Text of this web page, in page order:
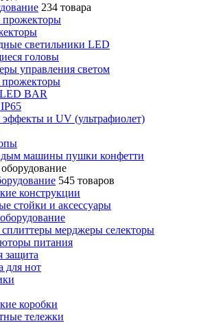
234 товара
светильники LED
головы
управления светом
прожекторы
BAR
и UV (ультрафиолет)
машины пушки конфетти
545 товаров
конструкции
стойки и аксесcуары
мерджеры селекторы
питания
защита
для нот
коробки
тележки